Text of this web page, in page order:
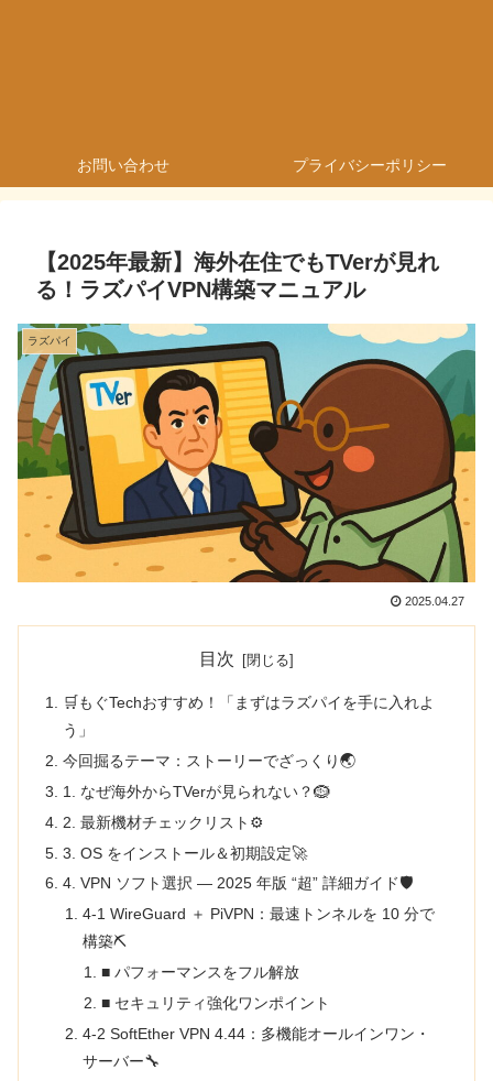
お問い合わせ プライバシーポリシー
【2025年最新】海外在住でもTVerが見れ
る！ラズパイVPN構築マニュアル
ラズパイ
2025.04.27
目次
🛒もぐTechおすすめ！「まずはラズパイを手に入れよ
う」
今回掘るテーマ：ストーリーでざっくり🌏
1. なぜ海外からTVerが見られない？🪹
2. 最新機材チェックリスト⚙️
3. OS をインストール＆初期設定🚀
4. VPN ソフト選択 ― 2025 年版 “超” 詳細ガイド🛡️
4-1 WireGuard ＋ PiVPN：最速トンネルを 10 分で
構築⛏️
■ パフォーマンスをフル解放
■ セキュリティ強化ワンポイント
4-2 SoftEther VPN 4.44：多機能オールインワン・
サーバー🔧